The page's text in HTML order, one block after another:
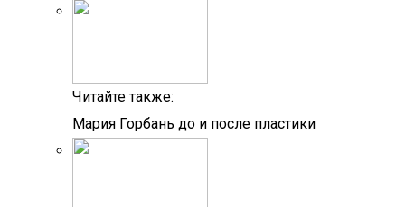
Читайте также:
Мария Горбань до и после пластики